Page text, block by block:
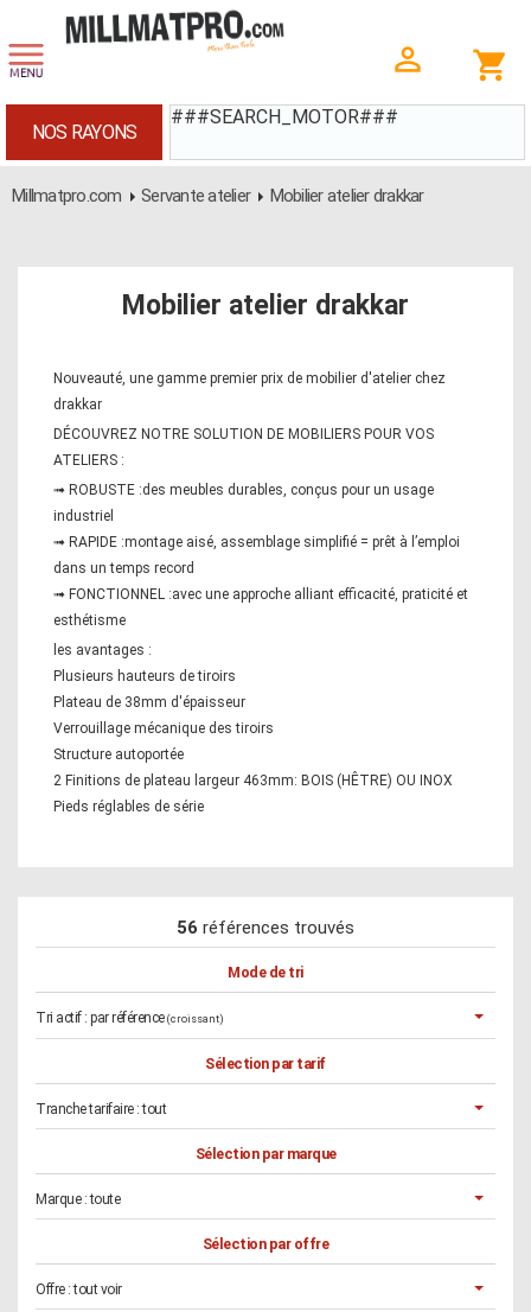
###SEARCH_MOTOR###
NOS RAYONS
Millmatpro.com Servante atelier Mobilier atelier drakkar
Mobilier atelier drakkar
Nouveauté, une gamme premier prix de mobilier d'atelier chez
drakkar
DÉCOUVREZ NOTRE SOLUTION DE MOBILIERS POUR VOS
ATELIERS :
➟ ROBUSTE :des meubles durables, conçus pour un usage
industriel
➟ RAPIDE :montage aisé, assemblage simplifié = prêt à l’emploi
dans un temps record
➟ FONCTIONNEL :avec une approche alliant efficacité, praticité et
esthétisme
les avantages :
Plusieurs hauteurs de tiroirs
Plateau de 38mm d'épaisseur
Verrouillage mécanique des tiroirs
Structure autoportée
2 Finitions de plateau largeur 463mm: BOIS (HÊTRE) OU INOX
Pieds réglables de série
56 références trouvés
Mode de tri
Tri actif : par référence (croissant)
Sélection par tarif
Tranche tarifaire :tout
Sélection par marque
Marque :toute
Sélection par offre
Offre :tout voir